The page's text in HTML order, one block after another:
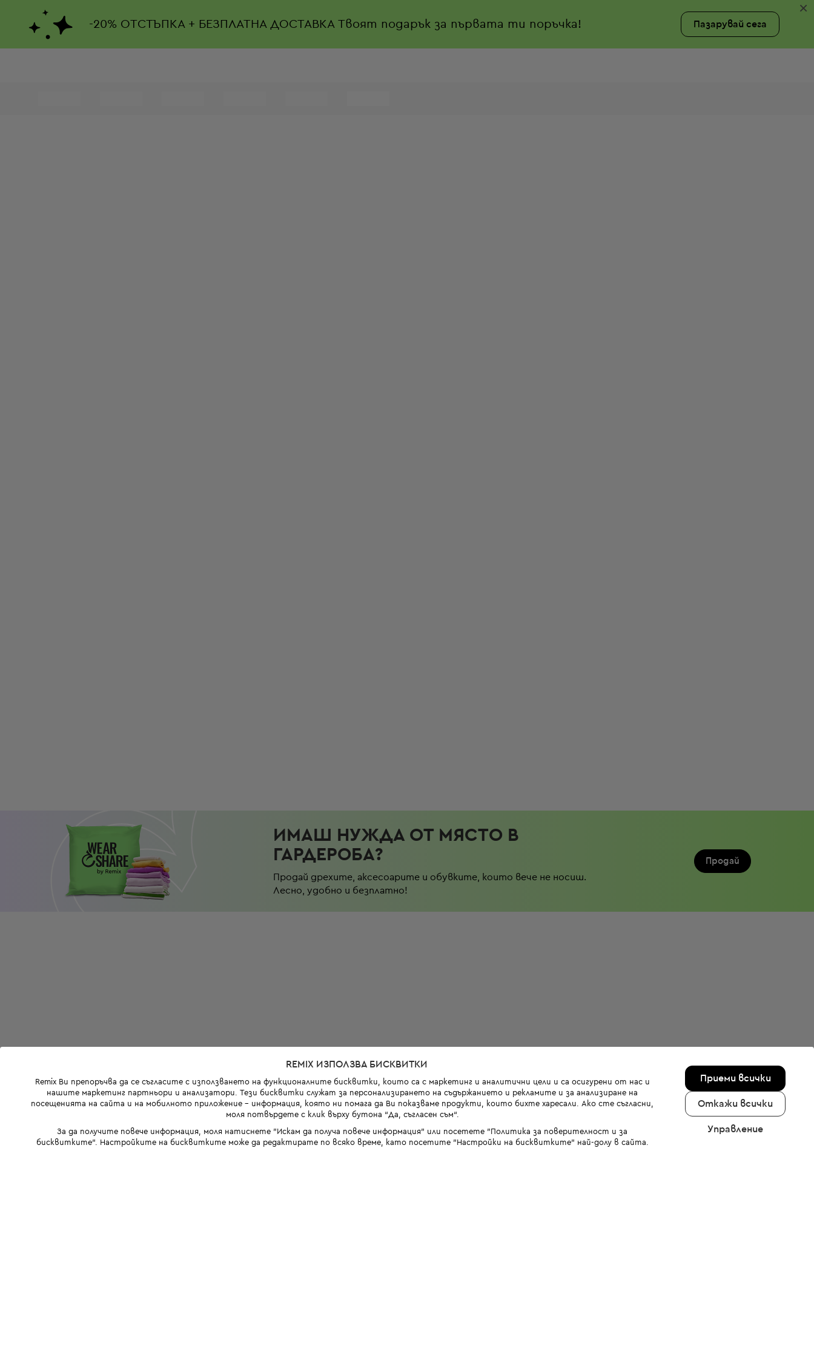
-20% ОТСТЪПКА + БЕЗПЛАТНА ДОСТАВКАТвоят подарък за първата ти поръчка! Пазарувай сега
×
ИМАШ НУЖДА ОТ МЯСТО В
ГАРДЕРОБА?
Продай дрехите, аксесоарите и обувките, които вече не носиш.
Лесно, удобно и безплатно!
Продай
REMIX ИЗПОЛЗВА БИСКВИТКИ
Remix Ви препоръчва да се съгласите с използването на функционалните бисквитки, които са с маркетинг и аналитични цели и са осигурени от нас и
нашите маркетинг партньори и анализатори. Тези бисквитки служат за персонализирането на съдържанието и рекламите и за анализиране на
посещенията на сайта и на мобилното приложение - информация, която ни помага да Ви показваме продукти, които бихте харесали. Ако сте съгласни,
моля потвърдете с клик върху бутона “Да, съгласен съм“.
За да получите повече информация, моля натиснете "Искам да получа повече информация" или посетете "Политика за поверителност и за
бисквитките". Настройките на бисквитките може да редактирате по всяко време, като посетите "Настройки на бисквитките" най-долу в сайта.
Приеми всички
Откажи всички
Управление